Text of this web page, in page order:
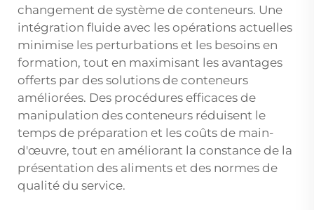
changement de système de conteneurs. Une
intégration fluide avec les opérations actuelles
minimise les perturbations et les besoins en
formation, tout en maximisant les avantages
offerts par des solutions de conteneurs
améliorées. Des procédures efficaces de
manipulation des conteneurs réduisent le
temps de préparation et les coûts de main-
d'œuvre, tout en améliorant la constance de la
présentation des aliments et des normes de
qualité du service.